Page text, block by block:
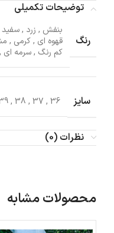
توضیحات تکمیلی
رنگ
بنفش , زرد ,سفید
قهوه ای ,کرمی ,
کم رنگ ,سرمه ای ,
سایز 36
,
37
,
38
,
نظرات (0)
محصولات مشابه